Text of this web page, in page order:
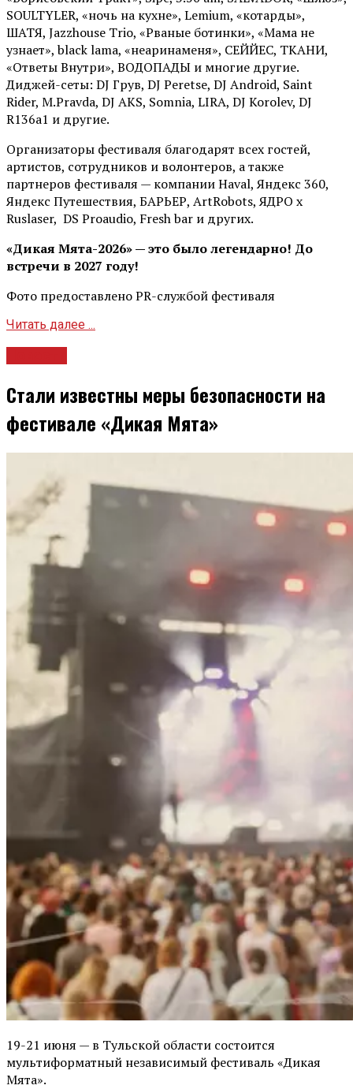
SOULTYLER, «ночь на кухне», Lemium, «котарды»,
ШАТЯ, Jazzhouse Trio, «Рваные ботинки», «Мама не
узнает», black lama, «неаринаменя», СЕЙЙЕС, ТКАНИ,
«Ответы Внутри», ВОДОПАДЫ и многие другие.
Диджей-сеты: DJ Грув, DJ Peretse, DJ Android, Saint
Rider, М.Pravda, DJ AKS, Somnia, LIRA, DJ Korolev, DJ
R136a1 и другие.
Организаторы фестиваля благодарят всех гостей,
артистов, сотрудников и волонтеров, а также
партнеров фестиваля — компании Haval, Яндекс 360,
Яндекс Путешествия, БАРЬЕР, ArtRobots, ЯДРО х
Ruslaser, DS Proaudio, Fresh bar и других.
«Дикая Мята-2026» — это было легендарно! До
встречи в 2027 году!
Фото предоставлено PR-службой фестиваля
Читать далее ...
Стали известны меры безопасности на
фестивале «Дикая Мята»
19-21 июня — в Тульской области состоится
мультиформатный независимый фестиваль «Дикая
Мята».